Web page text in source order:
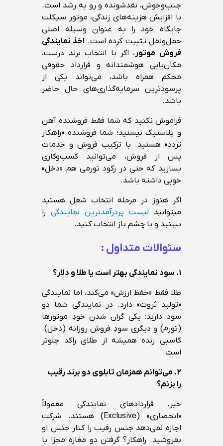
جنب‌وجوش، نقدشونده و رو به رشد است.
با افزایش هزینه‌های زندگی، موتور سیکلت
جایگاه خود را به عنوان وسیله اصلی
حمل‌ونقل تثبیت کرده است. اخذ نمایندگی
فروش موتور، اگر با انتخاب برند درست،
مکان‌یابی هوشمندانه و قرارداد حقوقی
محکم همراه باشد، می‌تواند یکی از
پرسودترین سرمایه‌گذاری‌های حال حاضر
باشد.
فراموش نکنید که شما فقط فروشنده آهن
و پلاستیک نیستید؛ شما فروشنده «راهکار
تردد» هستید. با ترکیب فروش و خدمات
پس از فروش، می‌توانید کسب‌وکاری
بسازید که حتی در رکود تورمی هم «دخل»
خوبی داشته باشد.
اگر هنوز در مرحله انتخاب شغل هستید
میتوانید لیست پردرآمدترین نمایندگیرا
ببینید و با چشم باز انتخاب کنید.
سئوالات متداول :
۱. سود نمایندگی بهتر است یا طلا و دلار؟
طلا فقط «حفظ ارزش» می‌کند، اما نمایندگی
«تولید ثروت» دارد. در نمایندگی شما دو
سود دارید: یکی گران شدن خودِ موتورها
(تورم) و دیگری سودِ فروش روزانه (دخل).
کاسبی زنده همیشه از طلای راکد جلوتر
است.
۲. می‌توانم همزمان تابلوی دو برند رقیب
را بزنم؟
خیر. قراردادهای نمایندگی معمولاً
«انحصاری» (Exclusive) هستند. شرکت
اجازه نمی‌دهد جنس رقیب را کنار جنس او
بفروشید. راهکار؟ گرفتن دو مغازه مجزا یا